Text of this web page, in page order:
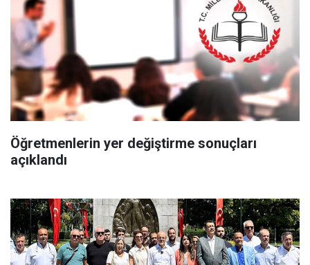
Öğretmenlerin yer değiştirme sonuçları
açıklandı